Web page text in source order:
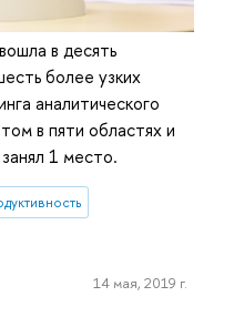
в десять
более узких
аналитического
в пяти областях и
1 место.
14 мая, 2019 г.